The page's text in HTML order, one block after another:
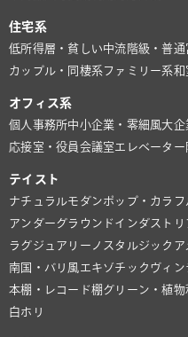
住宅系
低所得層・貧しい中流階級・普通
カップル・同棲系ファミリー系和
オフィス系
個人事務所中小企業・零細風大企
応接室・役員会議室 エレベーター
テイスト
ナチュラルモダンポップ・カラフ
アンダーグラウンド インダストリ
ラグジュアリー ノスタルジック ア
南国・バリ風 エキゾチック ヴィン
本棚・レコード棚グリーン・植物
白ホリ